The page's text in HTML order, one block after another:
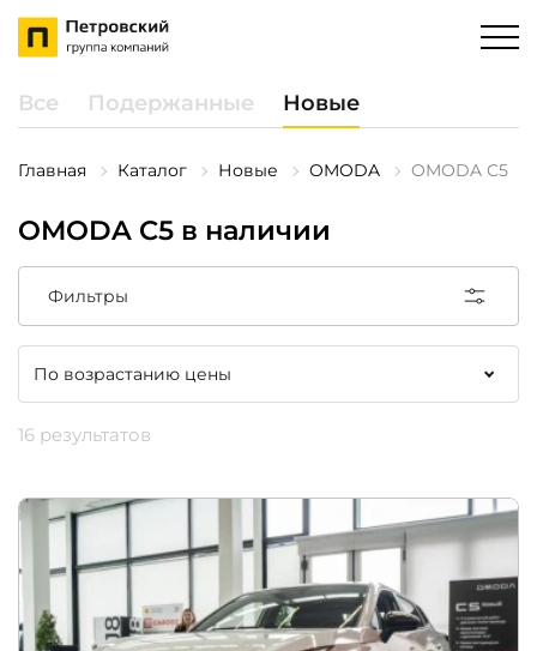
Все Подержанные Новые
Главная Каталог Новые OMODA OMODA C5
OMODA C5 в наличии
Фильтры
16 результатов